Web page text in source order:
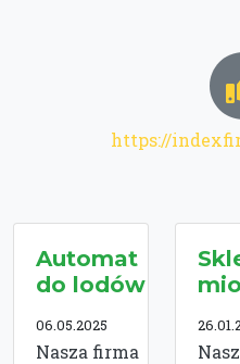
https://
Automat
do lodów
06.05.2025
Nasza firma